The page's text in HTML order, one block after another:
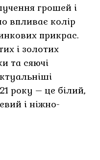
грошей і
впливає колір
прикрас.
і золотих
та сяючі
року – це білий,
і ніжно-